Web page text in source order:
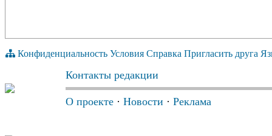
Конфиденциальность Условия Справка Пригласить друга
Контакты редакции
О проекте · Новости · Реклама